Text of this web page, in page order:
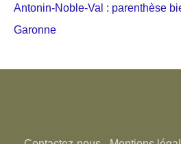
Antonin-Noble-Val : parenthèse
Garonne